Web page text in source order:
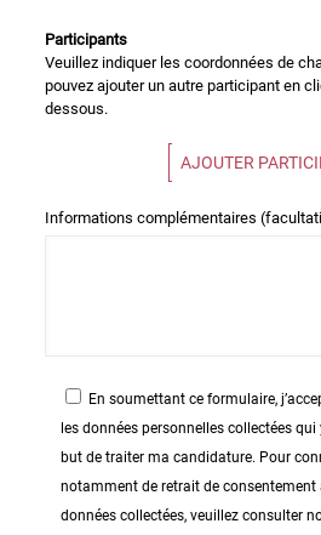
Participants
Veuillez indiquer les coordonnées de
pouvez ajouter un autre participant en
dessous.
AJOUTER
Informations complémentaires
En soumettant ce formulaire,
les données personnelles collectées
but de traiter ma candidature. Pour
notamment de retrait de consentement
données collectées, veuillez consulter